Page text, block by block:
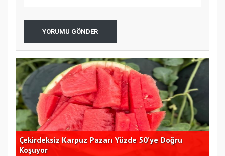
YORUMU GÖNDER
Çekirdeksiz Karpuz Pazarı Yüzde 50’ye Doğru
Koşuyor